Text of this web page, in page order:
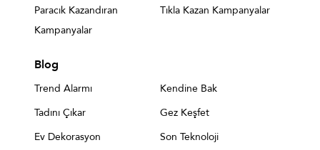
Paracık Kazandıran
Kampanyalar
Tıkla Kazan Kampanyalar
Blog
Trend Alarmı
Kendine Bak
Tadını Çıkar
Gez Keşfet
Ev Dekorasyon
Son Teknoloji